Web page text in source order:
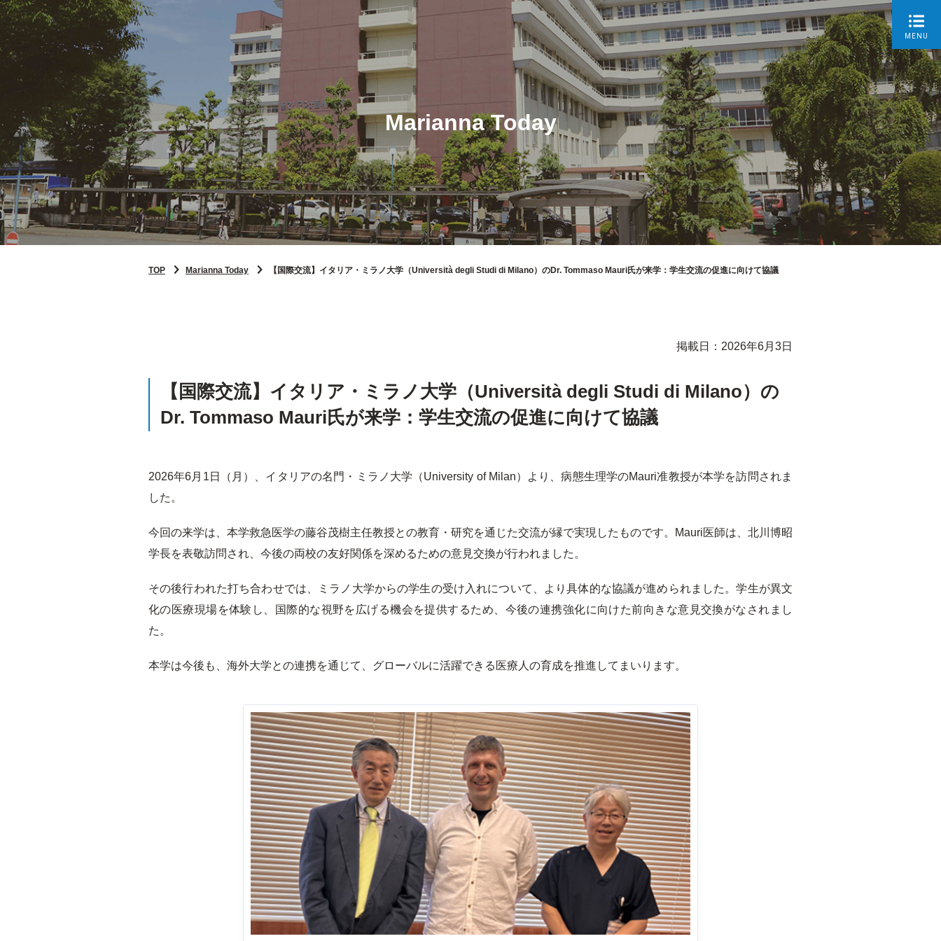
MENU
Marianna Today
TOP Marianna Today 【国際交流】イタリア・ミラノ大学（Università degli Studi di Milano）のDr. Tommaso Mauri氏が来学：学生交流の促進に向けて協議
掲載日：2026年6月3日
【国際交流】イタリア・ミラノ大学（Università degli Studi di Milano）の
Dr. Tommaso Mauri氏が来学：学生交流の促進に向けて協議
2026年6月1日（月）、イタリアの名門・ミラノ大学（University of Milan）より、病態生理学のMauri准教授が本学を訪問されま
した。
今回の来学は、本学救急医学の藤谷茂樹主任教授との教育・研究を通じた交流が縁で実現したものです。Mauri医師は、北川博昭
学長を表敬訪問され、今後の両校の友好関係を深めるための意見交換が行われました。
その後行われた打ち合わせでは、ミラノ大学からの学生の受け入れについて、より具体的な協議が進められました。学生が異文
化の医療現場を体験し、国際的な視野を広げる機会を提供するため、今後の連携強化に向けた前向きな意見交換がなされまし
た。
本学は今後も、海外大学との連携を通じて、グローバルに活躍できる医療人の育成を推進してまいります。